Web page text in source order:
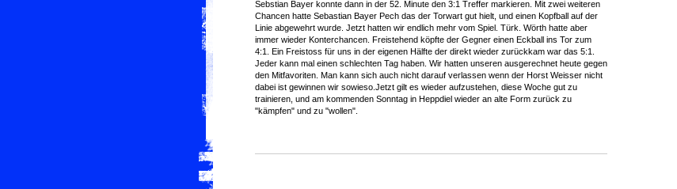
Sebstian Bayer konnte dann in der 52. Minute den 3:1 Treffer markieren. Mit zwei weiteren
Chancen hatte Sebastian Bayer Pech das der Torwart gut hielt, und einen Kopfball auf der
Linie abgewehrt wurde. Jetzt hatten wir endlich mehr vom Spiel. Türk. Wörth hatte aber
immer wieder Konterchancen. Freistehend köpfte der Gegner einen Eckball ins Tor zum
4:1. Ein Freistoss für uns in der eigenen Hälfte der direkt wieder zurückkam war das 5:1.
Jeder kann mal einen schlechten Tag haben. Wir hatten unseren ausgerechnet heute gegen
den Mitfavoriten. Man kann sich auch nicht darauf verlassen wenn der Horst Weisser nicht
dabei ist gewinnen wir sowieso.Jetzt gilt es wieder aufzustehen, diese Woche gut zu
trainieren, und am kommenden Sonntag in Heppdiel wieder an alte Form zurück zu
"kämpfen" und zu "wollen".